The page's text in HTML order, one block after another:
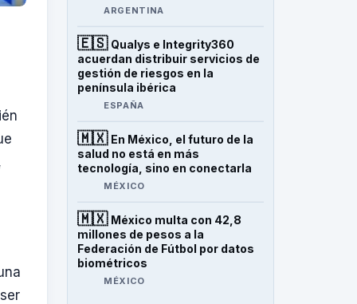
ARGENTINA
🇪🇸 Qualys e Integrity360
acuerdan distribuir servicios de
gestión de riesgos en la
península ibérica
ESPAÑA
🇲🇽 En México, el futuro de la
salud no está en más
tecnología, sino en conectarla
MÉXICO
🇲🇽 México multa con 42,8
millones de pesos a la
Federación de Fútbol por datos
biométricos
MÉXICO